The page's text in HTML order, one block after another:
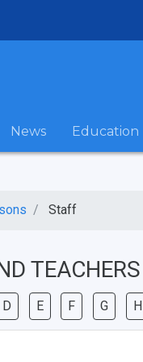
News Education
Staff
TEACHERS
D E F G H